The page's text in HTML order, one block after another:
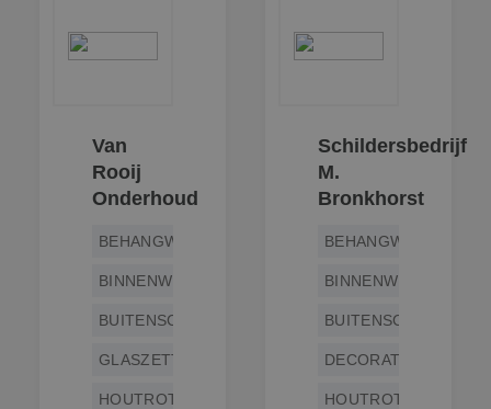
Van
Rooij
Onderhoud
BEHANGWERK
BINNENWERK
BUITENSCHILDERWERK
GLASZETTEN
HOUTROTREPARATIE
Schildersbedrijf
M.
Bronkhorst
BEHANGWERK
BINNENWERK
HOUTROTREPARATIE